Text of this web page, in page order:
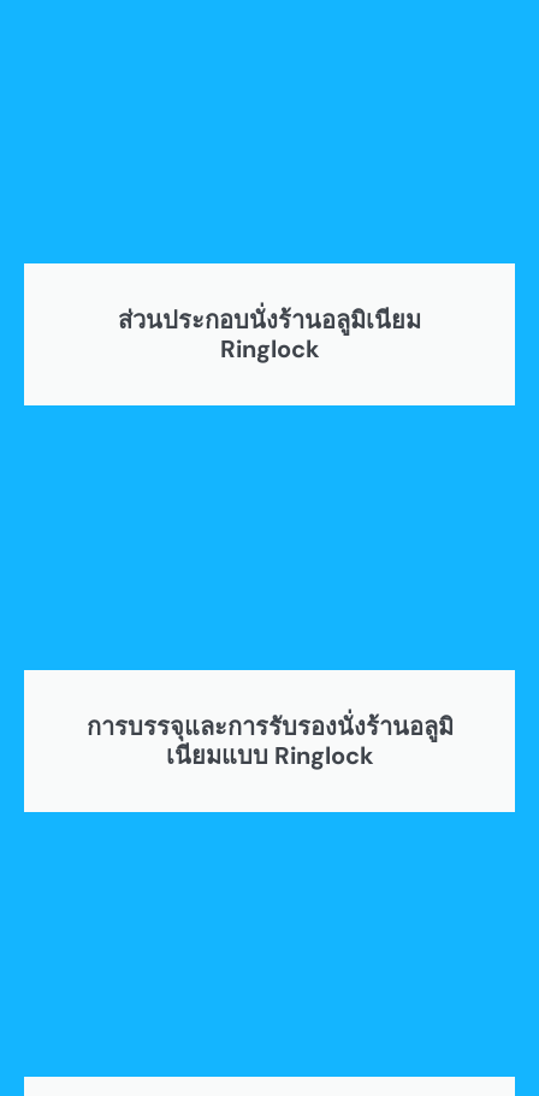
ส่วนประกอบนั่งร้านอลูมิเนียม
Ringlock
การบรรจุและการรับรองนั่งร้านอลูมิ
เนียมแบบ Ringlock